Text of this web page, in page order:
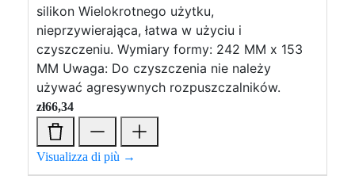
silikon Wielokrotnego użytku,
nieprzywierająca, łatwa w użyciu i
czyszczeniu. Wymiary formy: 242 MM x 153
MM Uwaga: Do czyszczenia nie należy
używać agresywnych rozpuszczalników.
zł66,34
Visualizza di più →